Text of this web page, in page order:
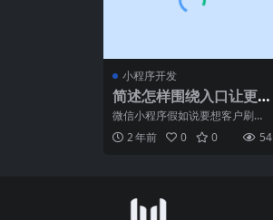
小程序开发
简述怎样围绕入口让更
多人知道你的微信小程
序
微信小程序假如说要想客户刷刷
刷的进入，那大家就必须围绕客
户微信小程序的各个入口去
2 年前 0 0 54